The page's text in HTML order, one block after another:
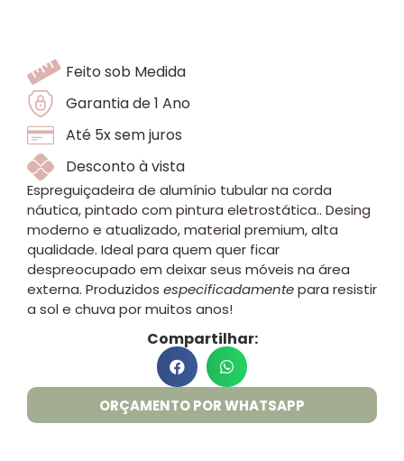
Feito sob Medida
Garantia de 1 Ano
Até 5x sem juros
Desconto à vista
Espreguiçadeira de alumínio tubular na corda
náutica, pintado com pintura eletrostática.. Desing
moderno e atualizado, material premium, alta
qualidade. Ideal para quem quer ficar
despreocupado em deixar seus móveis na área
externa. Produzidos especificadamentepara resistir
a sol e chuva por muitos anos!
Compartilhar:
ORÇAMENTO POR WHATSAPP